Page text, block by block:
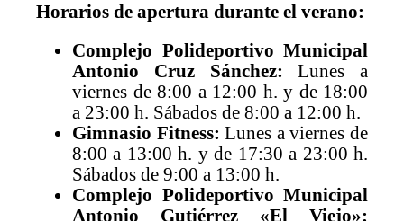
Horarios de apertura durante el verano:
Complejo Polideportivo Municipal
Antonio Cruz Sánchez: Lunes a
viernes de 8:00 a 12:00 h. y de 18:00
a 23:00 h. Sábados de 8:00 a 12:00 h.
Gimnasio Fitness: Lunes a viernes de
8:00 a 13:00 h. y de 17:30 a 23:00 h.
Sábados de 9:00 a 13:00 h.
Complejo Polideportivo Municipal
Antonio Gutiérrez «El Viejo»: